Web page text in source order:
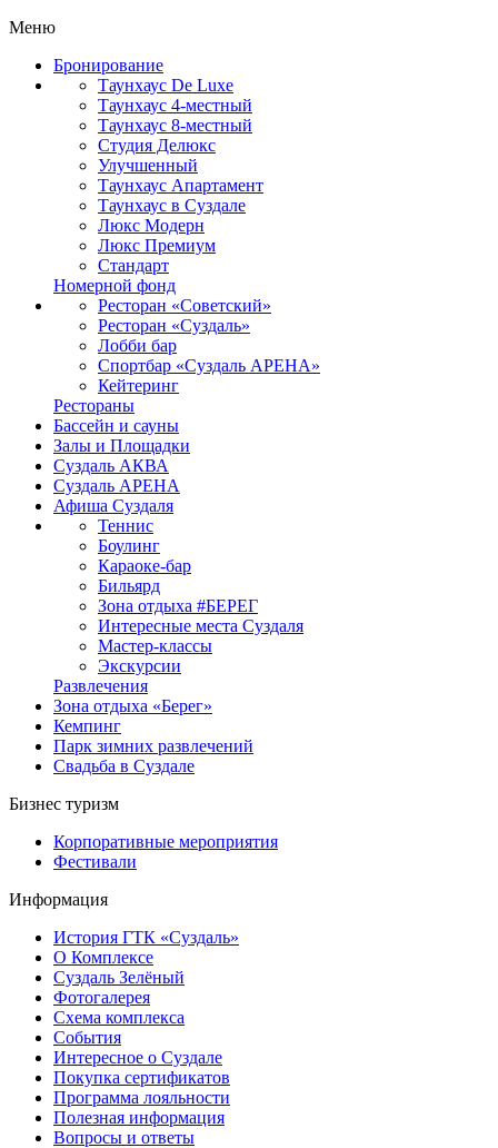
Меню
Бронирование
Таунхаус De Luxe
Таунхаус 4-местный
Таунхаус 8-местный
Студия Делюкс
Улучшенный
Таунхаус Апартамент
Таунхаус в Суздале
Люкс Модерн
Люкс Премиум
Стандарт
Номерной фонд
Ресторан «Советский»
Ресторан «Суздаль»
Лобби бар
Спортбар «Суздаль АРЕНА»
Кейтеринг
Рестораны
Бассейн и сауны
Залы и Площадки
Суздаль АКВА
Суздаль АРЕНА
Афиша Суздаля
Теннис
Боулинг
Караоке-бар
Бильярд
Зона отдыха #БЕРЕГ
Интересные места Суздаля
Мастер-классы
Экскурсии
Развлечения
Зона отдыха «Берег»
Кемпинг
Парк зимних развлечений
Свадьба в Суздале
Бизнес туризм
Корпоративные мероприятия
Фестивали
Информация
История ГТК «Суздаль»
О Комплексе
Суздаль Зелёный
Фотогалерея
Схема комплекса
Cобытия
Интересное о Суздале
Покупка сертификатов
Программа лояльности
Полезная информация
Вопросы и ответы